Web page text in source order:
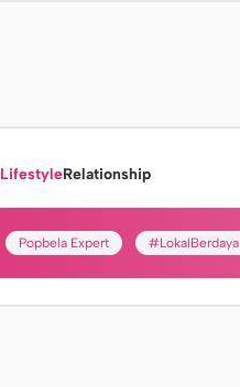
LifestyleRelationship
Popbela Expert #LokalBerdaya